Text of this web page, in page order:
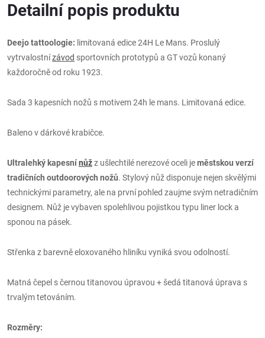
Detailní popis produktu
Deejo tattoologie: limitovaná edice 24H Le Mans. Proslulý
vytrvalostnízávod sportovních prototypů a GT vozů konaný
každoročně od roku 1923.
Sada 3 kapesních nožů s motivem 24h le mans. Limitovaná edice.
Baleno v dárkové krabičce.
Ultralehký kapesnínůžz ušlechtilé nerezové oceli jeměstskou verzí
tradičních outdoorových nožů. Stylový nůž disponuje nejen skvělými
technickými parametry, ale na první pohled zaujme svým netradičním
designem. Nůž je vybaven spolehlivou pojistkou typu liner lock a
sponou na pásek.
Střenka z barevně eloxovaného hliníku vyniká svou odolností.
Matná čepel s černou titanovou úpravou + šedá titanová úprava s
trvalým tetováním.
Rozměry: